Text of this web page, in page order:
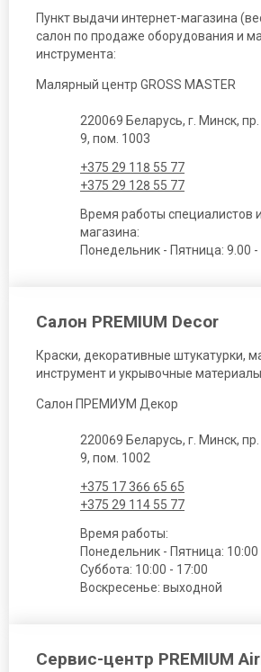
Пункт выдачи интернет-магазина
салон по продаже оборудования и
инструмента:
Малярный центр GROSS MASTER
220069 Беларусь, г. Минск,
9, пом. 1003
+375 29 118 55 77
+375 29 128 55 77
Время работы специалистов
магазина:
Понедельник - Пятница: 9.00 -
Салон PREMIUM Decor
Краски, декоративные штукатурки,
инструмент и укрывочные материалы
Салон ПРЕМИУМ Декор
220069 Беларусь, г. Минск,
9, пом. 1002
+375 17 366 65 65
+375 29 114 55 77
Время работы:
Понедельник - Пятница: 10:00
Суббота: 10:00 - 17:00
Воскресенье: выходной
Сервис-центр PREMIUM